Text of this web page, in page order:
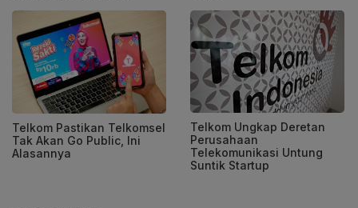
Telkom Pastikan Telkomsel
Tak Akan Go Public, Ini
Alasannya
Telkom Ungkap Deretan
Perusahaan
Telekomunikasi Untung
Suntik Startup